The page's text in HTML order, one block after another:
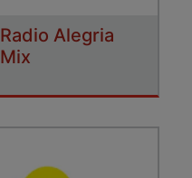
Radio Alegria
Mix